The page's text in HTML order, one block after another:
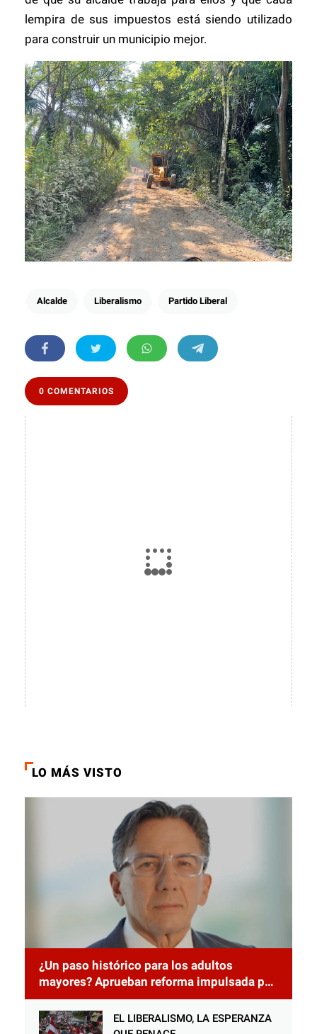
lempira de sus impuestos está siendo utilizado
para construir un municipio mejor.
Alcalde Liberalismo Partido Liberal
0 COMENTARIOS
LO MÁS VISTO
¿Un paso histórico para los adultos
mayores? Aprueban reforma impulsada por
el diputado Salomón Nazar para fortalecer
su protección en HondurasEL LIBERALISMO, LA ESPERANZA